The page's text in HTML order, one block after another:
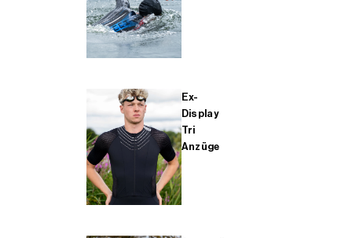
Ex-
Display
Tri
Anzüge